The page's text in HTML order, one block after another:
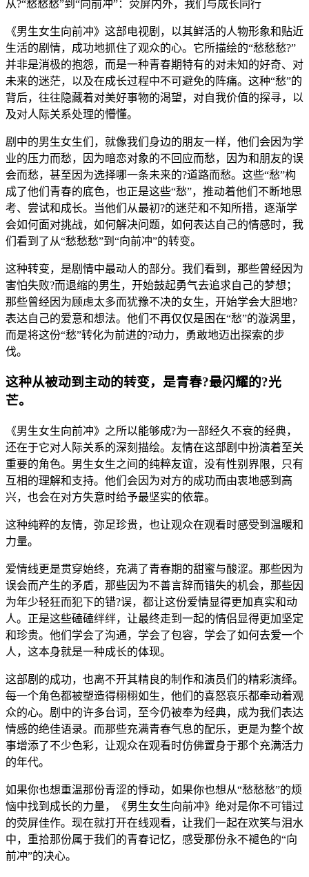
从?“愁愁愁”到“向前冲”：荧屏内外，我们与成长同行
《男生女生向前冲》这部电视剧，以其鲜活的人物形象和贴近
生活的剧情，成功地抓住了观众的心。它所描绘的“愁愁愁?”
并非是消极的抱怨，而是一种青春期特有的对未知的好奇、对
未来的迷茫，以及在成长过程中不可避免的阵痛。这种“愁”的
背后，往往隐藏着对美好事物的渴望，对自我价值的探寻，以
及对人际关系处理的懵懂。
剧中的男生女生们，就像我们身边的朋友一样，他们会因为学
业的压力而愁，因为暗恋对象的不回应而愁，因为和朋友的误
会而愁，甚至因为选择哪一条未来的?道路而愁。这些“愁”构
成了他们青春的底色，也正是这些“愁”，推动着他们不断地思
考、尝试和成长。当他们从最初?的迷茫和不知所措，逐渐学
会如何面对挑战，如何解决问题，如何表达自己的情感时，我
们看到了从“愁愁愁”到“向前冲”的转变。
这种转变，是剧情中最动人的部分。我们看到，那些曾经因为
害怕失败?而退缩的男生，开始鼓起勇气去追求自己的梦想；
那些曾经因为顾虑太多而犹豫不决的女生，开始学会大胆地?
表达自己的爱意和想法。他们不再仅仅是困在“愁”的漩涡里，
而是将这份“愁”转化为前进的?动力，勇敢地迈出探索的步
伐。
这种从被动到主动的转变，是青春?最闪耀的?光
芒。
《男生女生向前冲》之所以能够成?为一部经久不衰的经典，
还在于它对人际关系的深刻描绘。友情在这部剧中扮演着至关
重要的角色。男生女生之间的纯粹友谊，没有性别界限，只有
互相的理解和支持。他们会因为对方的成功而由衷地感到高
兴，也会在对方失意时给予最坚实的依靠。
这种纯粹的友情，弥足珍贵，也让观众在观看时感受到温暖和
力量。
爱情线更是贯穿始终，充满了青春期的甜蜜与酸涩。那些因为
误会而产生的矛盾，那些因为不善言辞而错失的机会，那些因
为年少轻狂而犯下的错?误，都让这份爱情显得更加真实和动
人。正是这些磕磕绊绊，让最终走到一起的情侣显得更加坚定
和珍贵。他们学会了沟通，学会了包容，学会了如何去爱一个
人，这本身就是一种成长的体现。
这部剧的成功，也离不开其精良的制作和演员们的精彩演绎。
每一个角色都被塑造得栩栩如生，他们的喜怒哀乐都牵动着观
众的心。剧中的许多台词，至今仍被奉为经典，成为我们表达
情感的绝佳语录。而那些充满青春气息的配乐，更是为整个故
事增添了不少色彩，让观众在观看时仿佛置身于那个充满活力
的年代。
如果你也想重温那份青涩的悸动，如果你也想从“愁愁愁”的烦
恼中找到成长的力量，《男生女生向前冲》绝对是你不可错过
的荧屏佳作。现在就打开在线观看，让我们一起在欢笑与泪水
中，重拾那份属于我们的青春记忆，感受那份永不褪色的“向
前冲”的决心。